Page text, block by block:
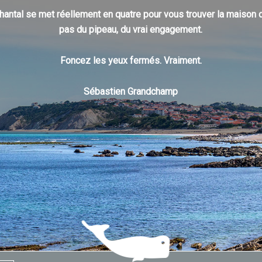
se met réellement en quatre pour vous trouver la
pas du pipeau, du vrai engagement.
Foncez les yeux fermés. Vraiment.
Sébastien Grandchamp